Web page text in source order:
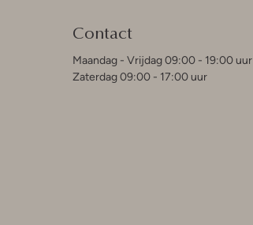
Contact
Maandag - Vrijdag 09:00 - 19:00 uur
Zaterdag 09:00 - 17:00 uur